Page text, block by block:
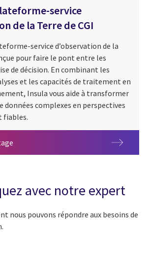
service
de la Terre de CGI
service d’observation de la
pour faire le pont entre les
de décision. En combinant les
et les capacités de traitement en
Insula vous aide à transformer
données complexes en perspectives
fiables.
Insula : La plateforme-service
avec notre expert
nous pouvons répondre aux besoins de